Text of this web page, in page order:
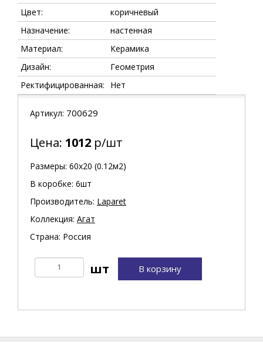
Цвет:
коричневый
Назначение:
настенная
Материал:
Керамика
Дизайн:
Геометрия
Ректифицированная:
Нет
Артикул: 700629
Цена: 1012 р/шт
Размеры: 60х20 (0.12м2)
В коробке: 6шт
Производитель: Laparet
Коллекция: Агат
Страна: Россия
В корзину